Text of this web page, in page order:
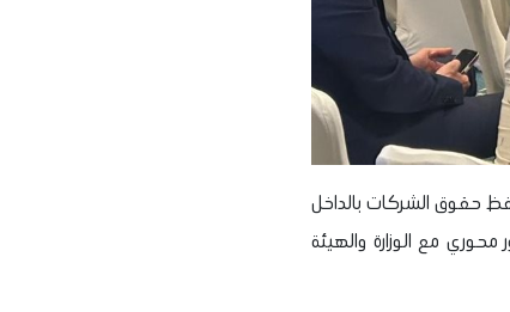
حقوق الشركات بالداخل
مع الوزارة والهيئة